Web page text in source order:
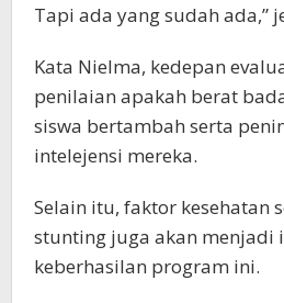
Tapi ada yang sudah ada,”
Kata Nielma, kedepan
penilaian apakah berat
siswa bertambah serta
intelejensi mereka.
Selain itu, faktor kesehatan
stunting juga akan menjadi
keberhasilan program ini.